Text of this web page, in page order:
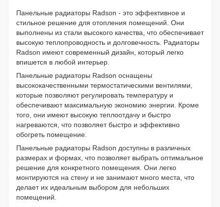
Панельные радиаторы Radson - это эффективное и
стильное решение для отопления помещений. Они
выполнены из стали высокого качества, что обеспечивает
высокую теплопроводность и долговечность. Радиаторы
Radson имеют современный дизайн, который легко
впишется в любой интерьер.
Панельные радиаторы Radson оснащены
высококачественными термостатическими вентилями,
которые позволяют регулировать температуру и
обеспечивают максимальную экономию энергии. Кроме
того, они имеют высокую теплоотдачу и быстро
нагреваются, что позволяет быстро и эффективно
обогреть помещение.
Панельные радиаторы Radson доступны в различных
размерах и формах, что позволяет выбрать оптимальное
решение для конкретного помещения. Они легко
монтируются на стену и не занимают много места, что
делает их идеальным выбором для небольших
помещений.